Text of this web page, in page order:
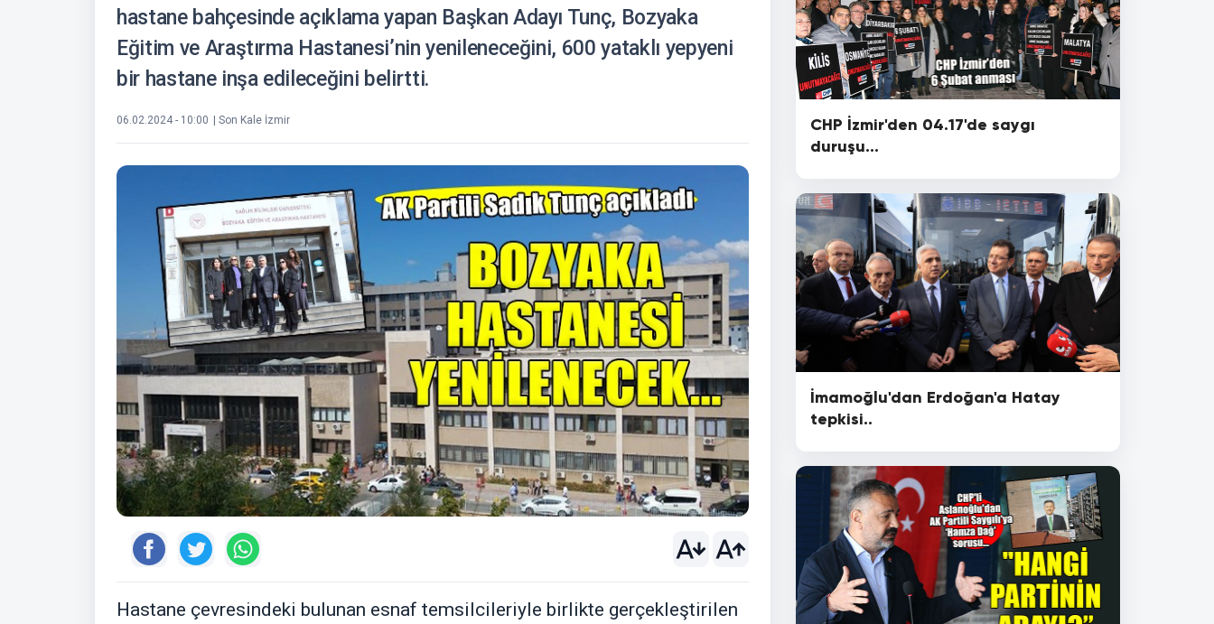
hastane bahçesinde açıklama yapan Başkan Adayı Tunç, Bozyaka
Eğitim ve Araştırma Hastanesi’nin yenileneceğini, 600 yataklı yepyeni
bir hastane inşa edileceğini belirtti.
06.02.2024 - 10:00 | Son Kale İzmir
Hastane çevresindeki bulunan esnaf temsilcileriyle birlikte gerçekleştirilen
CHP İzmir'den 04.17'de saygı
duruşu...
İmamoğlu'dan Erdoğan'a Hatay
tepkisi..